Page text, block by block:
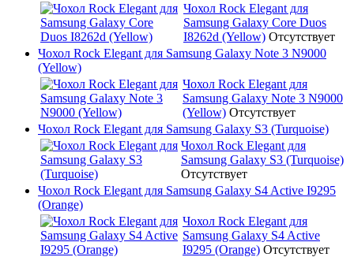
Чохол Rock Elegant для
Samsung Galaxy Core Duos
I8262d (Yellow) Отсутствует
Чохол Rock Elegant для Samsung Galaxy Note 3 N9000
(Yellow)
Чохол Rock Elegant для
Samsung Galaxy Note 3 N9000
(Yellow) Отсутствует
Чохол Rock Elegant для Samsung Galaxy S3 (Turquoise)
Чохол Rock Elegant для
Samsung Galaxy S3 (Turquoise)
Отсутствует
Чохол Rock Elegant для Samsung Galaxy S4 Active I9295
(Orange)
Чохол Rock Elegant для
Samsung Galaxy S4 Active
I9295 (Orange) Отсутствует